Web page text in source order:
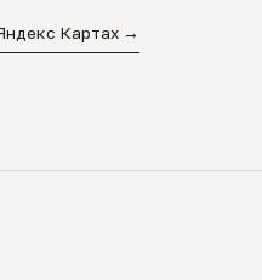
Картах →